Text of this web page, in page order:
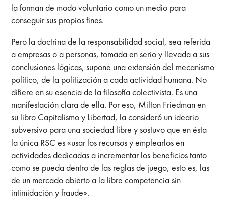
la forman de modo voluntario como un medio para
conseguir sus propios fines.
Pero la doctrina de la responsabilidad social, sea referida
a empresas o a personas, tomada en serio y llevada a sus
conclusiones lógicas, supone una extensión del mecanismo
político, de la politización a cada actividad humana. No
difiere en su esencia de la filosofía colectivista. Es una
manifestación clara de ella. Por eso, Milton Friedman en
su libro Capitalismo y Libertad, la consideró un ideario
subversivo para una sociedad libre y sostuvo que en ésta
la única RSC es «usar los recursos y emplearlos en
actividades dedicadas a incrementar los beneficios tanto
como se pueda dentro de las reglas de juego, esto es, las
de un mercado abierto a la libre competencia sin
intimidación y fraude».